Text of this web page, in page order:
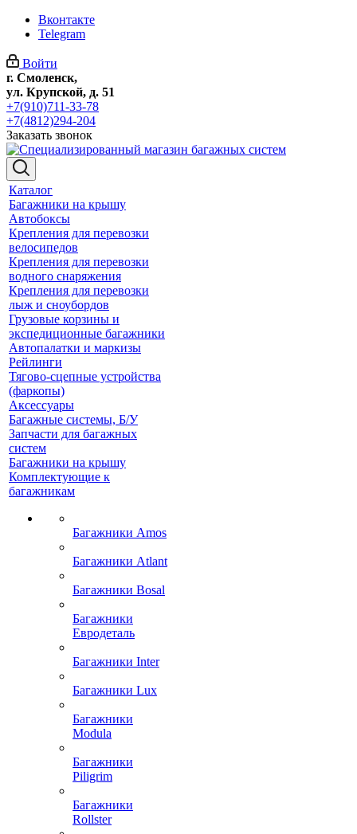
Вконтакте
Telegram
Войти
г. Смоленск,
ул. Крупской, д. 51
+7(910)711-33-78
+7(4812)294-204
Заказать звонок
Каталог
Багажники на крышу
Автобоксы
Крепления для перевозки
велосипедов
Крепления для перевозки
водного снаряжения
Крепления для перевозки
лыж и сноубордов
Грузовые корзины и
экспедиционные багажники
Автопалатки и маркизы
Рейлинги
Тягово-сцепные устройства
(фаркопы)
Аксессуары
Багажные системы, Б/У
Запчасти для багажных
систем
Багажники на крышу
Комплектующие к
багажникам
Багажники Amos
Багажники Atlant
Багажники Bosal
Багажники
Евродеталь
Багажники Inter
Багажники Lux
Багажники
Modula
Багажники
Piligrim
Багажники
Rollster